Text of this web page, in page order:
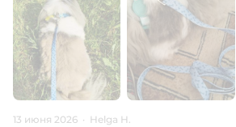
13 июня 2026 · Helga H.